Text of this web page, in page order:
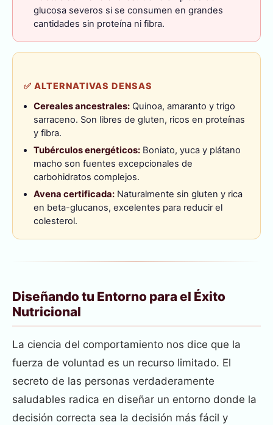
glucosa severos si se consumen en grandes
cantidades sin proteína ni fibra.
✅ ALTERNATIVAS DENSAS
Cereales ancestrales: Quinoa, amaranto y trigo
sarraceno. Son libres de gluten, ricos en proteínas
y fibra.
Tubérculos energéticos: Boniato, yuca y plátano
macho son fuentes excepcionales de
carbohidratos complejos.
Avena certificada: Naturalmente sin gluten y rica
en beta-glucanos, excelentes para reducir el
colesterol.
Diseñando tu Entorno para el Éxito
Nutricional
La ciencia del comportamiento nos dice que la
fuerza de voluntad es un recurso limitado. El
secreto de las personas verdaderamente
saludables radica en diseñar un entorno donde la
decisión correcta sea la decisión más fácil y